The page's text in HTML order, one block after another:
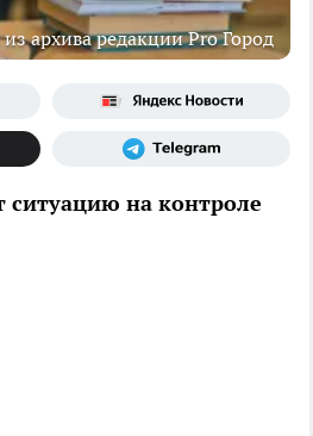
архива редакции Pro Город
ситуацию на контроле